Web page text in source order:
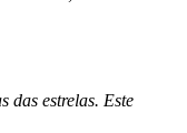
das estrelas. Este